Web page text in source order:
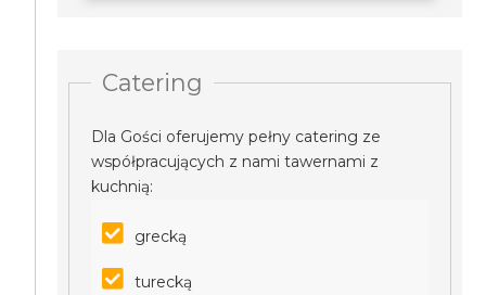
Catering
Dla Gości oferujemy pełny catering ze
współpracujących z nami tawernami z
kuchnią:
grecką
turecką